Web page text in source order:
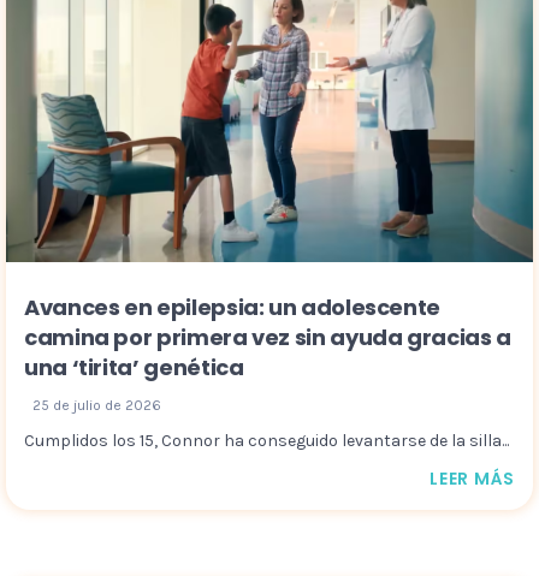
Avances en epilepsia: un adolescente
camina por primera vez sin ayuda gracias a
una ‘tirita’ genética
25 de julio de 2026
Cumplidos los 15, Connor ha conseguido levantarse de la silla...
LEER MÁS